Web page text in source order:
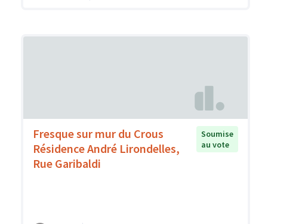
Fresque sur mur du Crous
Résidence André Lirondelles,
Rue Garibaldi
Soumise
au vote